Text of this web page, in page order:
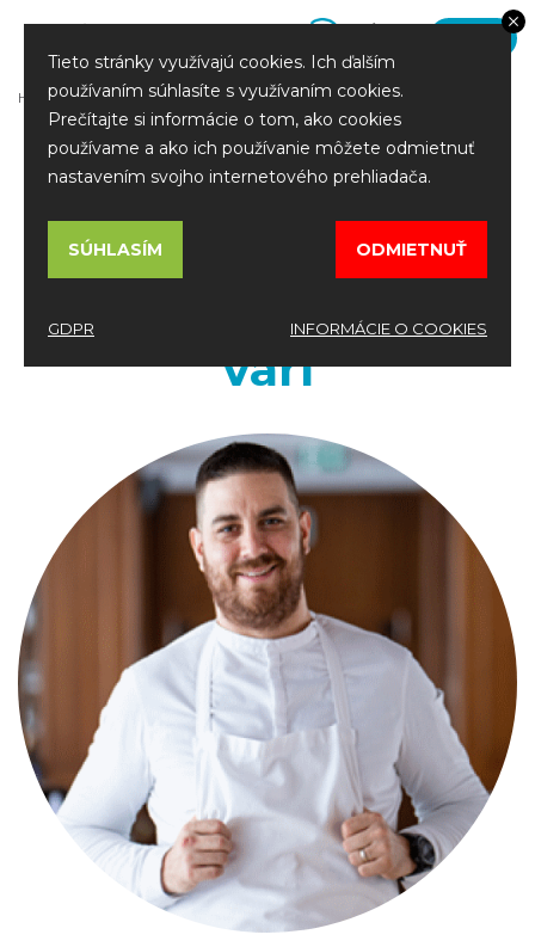
navigation
HOME Referencie
Čo o nás povedali iní
Kuchárom sa dobre
varí
Tieto stránky využívajú cookies. Ich ďalším
používaním súhlasíte s využívaním cookies.
Prečítajte si informácie o tom, ako cookies
používame a ako ich používanie môžete odmietnuť
nastavením svojho internetového prehliadača.
SÚHLASÍM ODMIETNUŤ
GDPR INFORMÁCIE O COOKIES